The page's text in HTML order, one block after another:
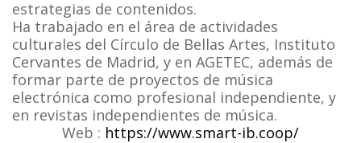
estrategias de contenidos.
Ha trabajado en el área de actividades
culturales del Círculo de Bellas Artes, Instituto
Cervantes de Madrid, y en AGETEC, además de
formar parte de proyectos de música
electrónica como profesional independiente, y
en revistas independientes de música.
Web : https://www.smart-ib.coop/